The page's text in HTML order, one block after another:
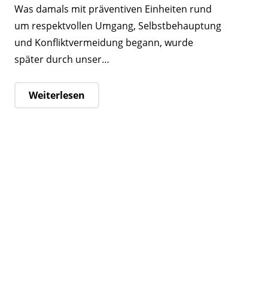
Was damals mit präventiven Einheiten rund
um respektvollen Umgang, Selbstbehauptung
und Konfliktvermeidung begann, wurde
später durch unser…
Weiterlesen